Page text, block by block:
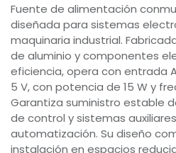
Fuente de alimentación
diseñada para sistemas
maquinaria industrial.
de aluminio y componentes
eficiencia, opera con entrada
5 V, con potencia de 15 W y
Garantiza suministro estable
de control y sistemas
automatización. Su diseño
instalación en espacios